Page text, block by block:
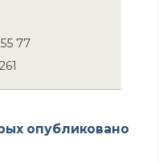
77
опубликовано